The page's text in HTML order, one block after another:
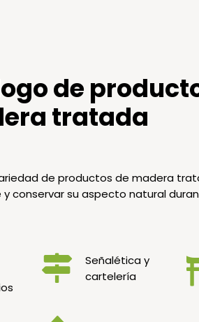
de
tratada
de productos de madera
conservar su aspecto natural
Señalética y
cartelería